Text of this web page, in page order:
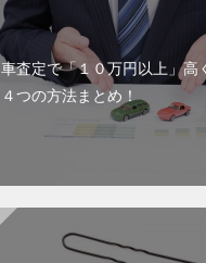
車査定で「１０万円以上」高
４つの方法まとめ！